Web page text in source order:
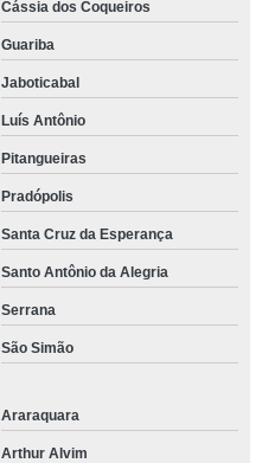
Cássia dos Coqueiros
Guariba
Jaboticabal
Luís Antônio
Pitangueiras
Pradópolis
Santa Cruz da Esperança
Santo Antônio da Alegria
Serrana
São Simão
Araraquara
Arthur Alvim